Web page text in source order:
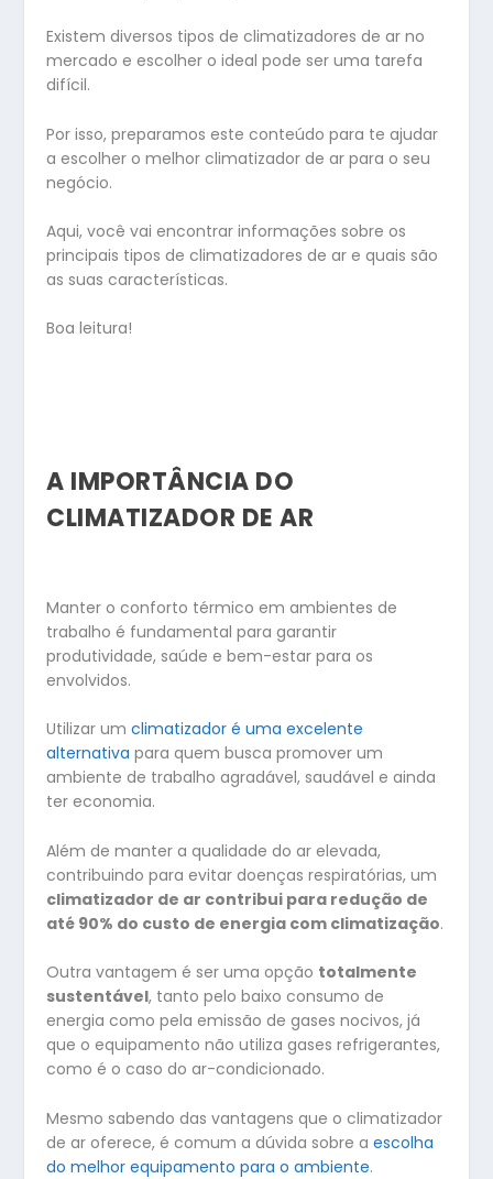
Existem diversos tipos de climatizadores de ar no
mercado e escolher o ideal pode ser uma tarefa
difícil.
Por isso, preparamos este conteúdo para te ajudar
a escolher o melhor climatizador de ar para o seu
negócio.
Aqui, você vai encontrar informações sobre os
principais tipos de climatizadores de ar e quais são
as suas características.
Boa leitura!
A IMPORTÂNCIA DO
CLIMATIZADOR DE AR
Manter o conforto térmico em ambientes de
trabalho é fundamental para garantir
produtividade, saúde e bem-estar para os
envolvidos.
Utilizar umclimatizador é uma excelente
alternativa para quem busca promover um
ambiente de trabalho agradável, saudável e ainda
ter economia.
Além de manter a qualidade do ar elevada,
contribuindo para evitar doenças respiratórias, um
climatizador de ar contribui para redução de
até 90% do custo de energia com climatização.
Outra vantagem é ser uma opção totalmente
sustentável, tanto pelo baixo consumo de
energia como pela emissão de gases nocivos, já
que o equipamento não utiliza gases refrigerantes,
como é o caso do ar-condicionado.
Mesmo sabendo das vantagens que o climatizador
de ar oferece, é comum a dúvida sobre aescolha
do melhor equipamento para o ambiente.